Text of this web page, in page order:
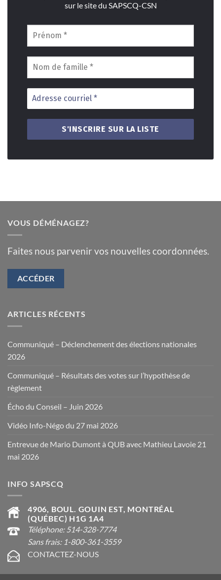
sur le site du SAPSCQ-CSN
VOUS DÉMÉNAGEZ?
Faites nous parvenir vos nouvelles coordonnées.
ACCÉDER
ARTICLES RÉCENTS
Communiqué – Déclenchement des élections nationales
2026
Communiqué – Résultats des votes sur l’hypothèse de
règlement
Écho du Conseil – Juin 2026
Vidéo Info-Négo du 27 mai 2026
Entrevue de Mario Dumont à QUB avec Mathieu Lavoie 21
mai 2026
INFO SAPSCQ
4906, BOUL. GOUIN EST, MONTRÉAL
(QUÉBEC) H1G 1A4
Téléphone: 514-328-7774
Sans frais: 1-800-361-3559
CONTACTEZ-NOUS